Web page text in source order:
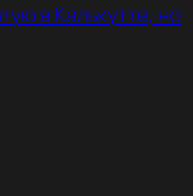
в Калькутте, но